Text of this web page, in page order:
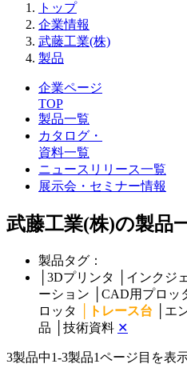
トップ
企業情報
武藤工業(株)
製品
企業ページ
TOP
製品一覧
カタログ・
資料一覧
ニュースリリース一覧
展示会・セミナー情報
武藤工業(株)の製品
製品タグ：
3Dプリンタ インクジ
ーション
CAD用プロッ
ロッタ
トレース台 エ
品
技術資料 ✕
3製品中1-3製品1ページ目を表